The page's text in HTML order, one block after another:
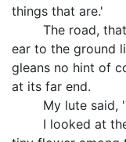
things that are.'
The road, that
ear to the ground
gleans no hint of
at its far end.
My lute said,
I looked at the